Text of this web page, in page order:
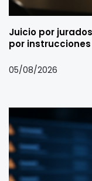
Juicio por
por
05/08/2026